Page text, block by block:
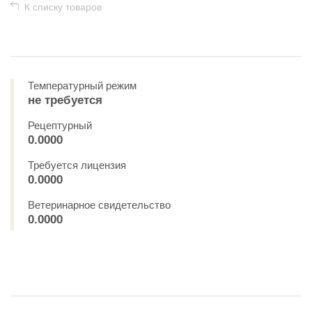
К списку товаров
Температурный режим
не требуется
Рецептурный
0.0000
Требуется лицензия
0.0000
Ветеринарное свидетельство
0.0000